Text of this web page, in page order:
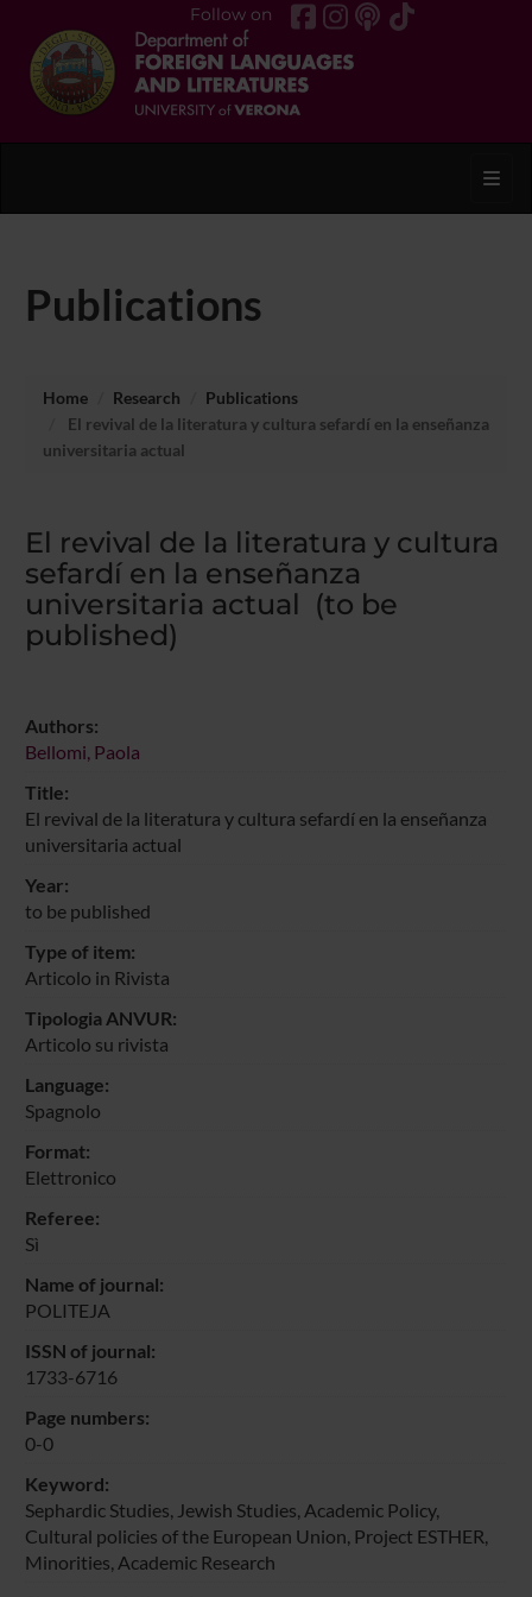
Follow on
Publications
Home Research
Publications
El revival de la literatura y cultura sefardí en la enseñanza
universitaria actual
El revival de la literatura y cultura
sefardí en la enseñanza
universitaria actual (to be
published)
Authors:
Bellomi, Paola
Title:
El revival de la literatura y cultura sefardí en la enseñanza
universitaria actual
Year:
to be published
Type of item:
Articolo in Rivista
Tipologia ANVUR:
Articolo su rivista
Language:
Spagnolo
Format:
Elettronico
Referee:
Sì
Name of journal:
POLITEJA
ISSN of journal:
1733-6716
Page numbers:
0-0
Keyword:
Sephardic Studies, Jewish Studies, Academic Policy,
Cultural policies of the European Union, Project ESTHER,
Minorities, Academic Research